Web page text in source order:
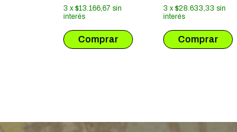
3 x $13.166,67 sin
interés
3 x $28.633,33 sin
interés